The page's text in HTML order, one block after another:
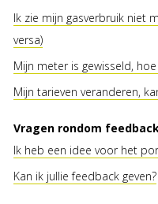
Ik zie mijn gasverbruik niet
versa)
Mijn meter is gewisseld,
Mijn tarieven veranderen,
Vragen rondom
Ik heb een idee voor het
Kan ik jullie feedback geven?